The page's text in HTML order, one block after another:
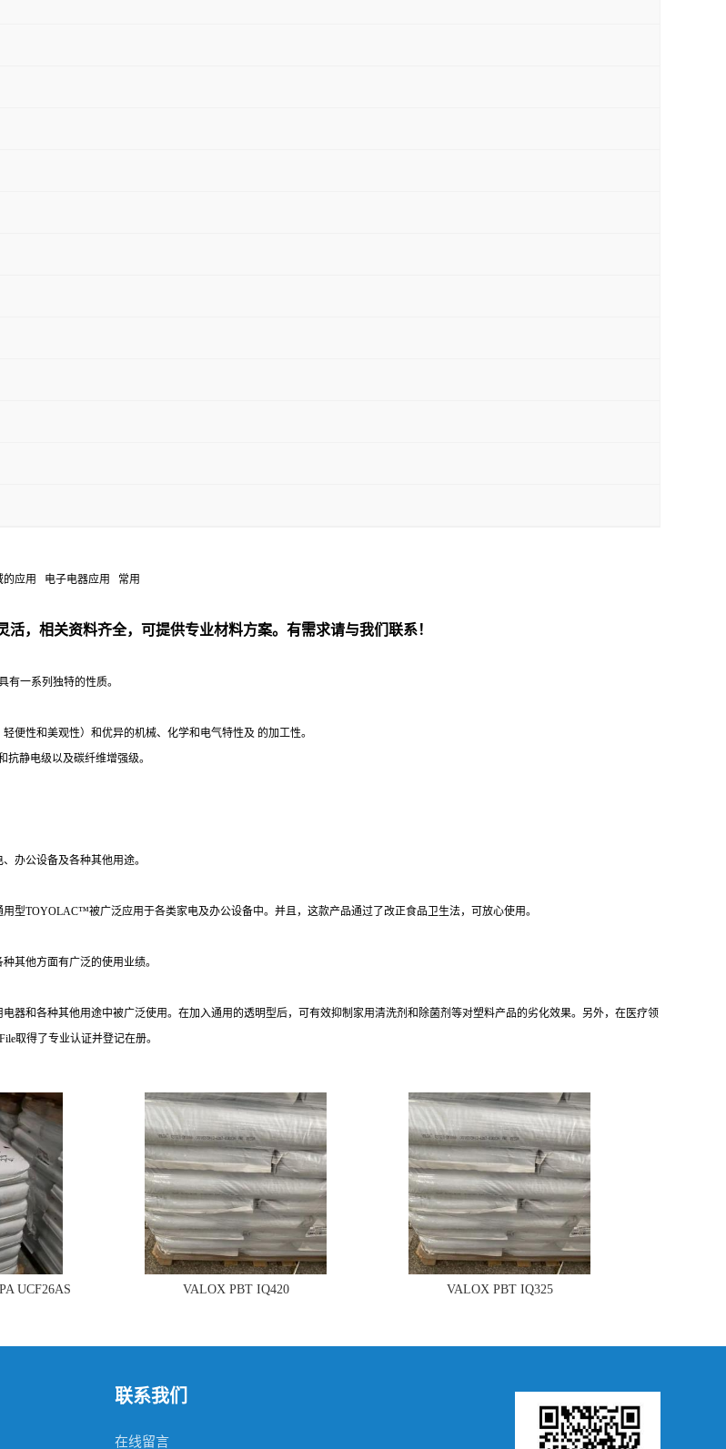
的应用 电子电器应用 常用
活，相关资料齐全，可提供专业材料方案。有需求请与我们联系！
有一系列独特的性质。
性和美观性）和优异的机械、化学和电气特性及 的加工性。
静电级以及碳纤维增强级。
办公设备及各种其他用途。
TOYOLAC™被广泛应用于各类家电及办公设备中。并且，这款产品通过了改正食品卫生法，可放心使用。
其他方面有广泛的使用业绩。
和各种其他用途中被广泛使用。在加入通用的透明型后，可有效抑制家用清洗剂和除菌剂等对塑料产品的劣化效果。另外，在医疗领
取得了专业认证并登记在册。
UCF26AS VALOX PBT IQ420 VALOX PBT IQ325
联系我们
在线留言